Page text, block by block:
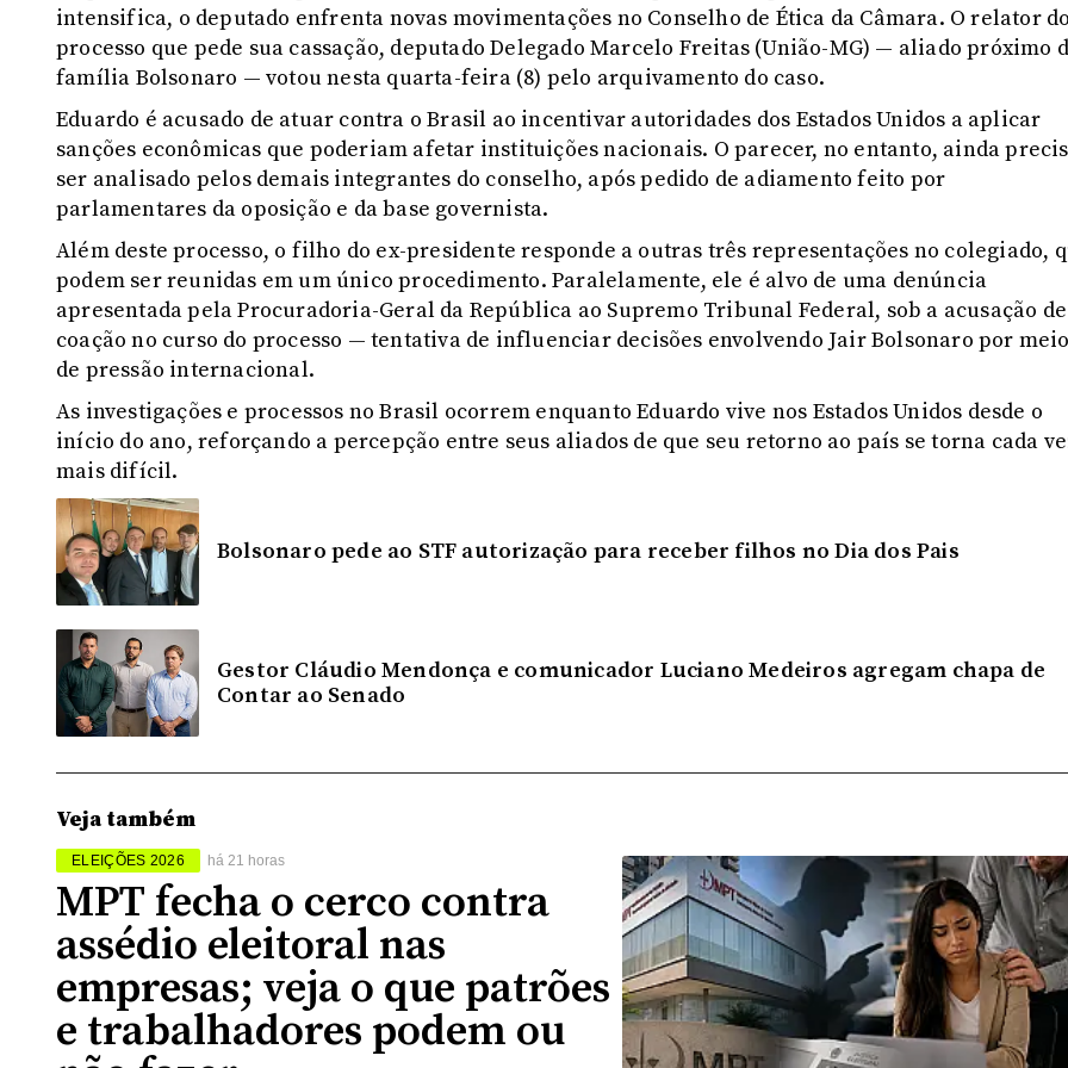
intensifica, o deputado enfrenta novas movimentações no Conselho de Ética da Câmara. O relator do
processo que pede sua cassação, deputado Delegado Marcelo Freitas (União-MG) — aliado próximo
família Bolsonaro — votou nesta quarta-feira (8) pelo arquivamento do caso.
Eduardo é acusado de atuar contra o Brasil ao incentivar autoridades dos Estados Unidos a aplicar
sanções econômicas que poderiam afetar instituições nacionais. O parecer, no entanto, ainda
ser analisado pelos demais integrantes do conselho, após pedido de adiamento feito por
parlamentares da oposição e da base governista.
Além deste processo, o filho do ex-presidente responde a outras três representações no colegiado,
podem ser reunidas em um único procedimento. Paralelamente, ele é alvo de uma denúncia
apresentada pela Procuradoria-Geral da República ao Supremo Tribunal Federal, sob a acusação de
coação no curso do processo — tentativa de influenciar decisões envolvendo Jair Bolsonaro por meio
de pressão internacional.
As investigações e processos no Brasil ocorrem enquanto Eduardo vive nos Estados Unidos desde o
início do ano, reforçando a percepção entre seus aliados de que seu retorno ao país se torna cada
mais difícil.
Bolsonaro pede ao STF autorização para receber filhos no Dia dos Pais
Gestor Cláudio Mendonça e comunicador Luciano Medeiros agregam chapa de
Contar ao Senado
Veja também
ELEIÇÕES 2026 há 21 horas
MPT fecha o cerco contra
assédio eleitoral nas
empresas; veja o que patrões
e trabalhadores podem ou